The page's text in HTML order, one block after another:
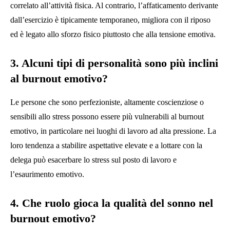
correlato all’attività fisica. Al contrario, l’affaticamento derivante
dall’esercizio è tipicamente temporaneo, migliora con il riposo
ed è legato allo sforzo fisico piuttosto che alla tensione emotiva.
3. Alcuni tipi di personalità sono più inclini
al burnout emotivo?
Le persone che sono perfezioniste, altamente coscienziose o
sensibili allo stress possono essere più vulnerabili al burnout
emotivo, in particolare nei luoghi di lavoro ad alta pressione. La
loro tendenza a stabilire aspettative elevate e a lottare con la
delega può esacerbare lo stress sul posto di lavoro e
l’esaurimento emotivo.
4. Che ruolo gioca la qualità del sonno nel
burnout emotivo?